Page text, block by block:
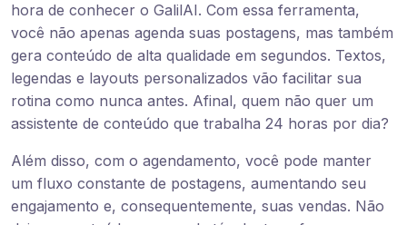
hora de conhecer o GalilAI. Com essa ferramenta,
você não apenas agenda suas postagens, mas também
gera conteúdo de alta qualidade em segundos. Textos,
legendas e layouts personalizados vão facilitar sua
rotina como nunca antes. Afinal, quem não quer um
assistente de conteúdo que trabalha 24 horas por dia?
Além disso, com o agendamento, você pode manter
um fluxo constante de postagens, aumentando seu
engajamento e, consequentemente, suas vendas. Não